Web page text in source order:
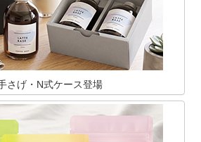
さげ・N式ケース登場